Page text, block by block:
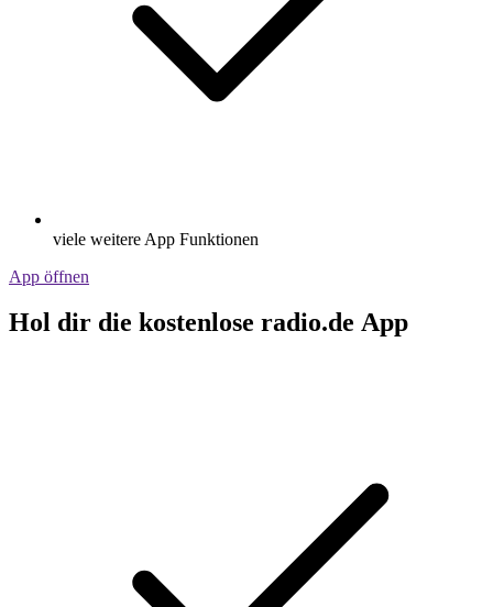
viele weitere App Funktionen
App öffnen
Hol dir die kostenlose radio.de App